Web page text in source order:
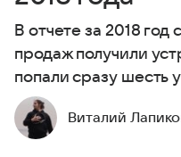
В отчете за 2018
продаж получили
попали сразу шесть
Виталий